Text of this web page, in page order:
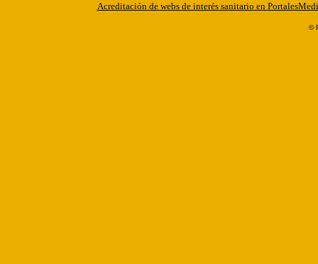
Acreditación de webs de interés sanitario en
©